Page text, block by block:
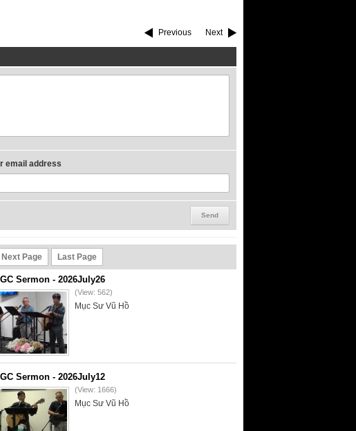
Previous Next
email address
Next Page Last Page
Sermon - 2026July26
(View: 562)
Mục Sư Vũ Hồ
Sermon - 2026July12
(View: 1666)
Mục Sư Vũ Hồ